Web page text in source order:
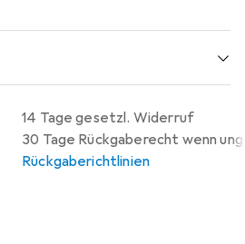
14 Tage gesetzl. Widerruf
30 Tage Rückgaberecht wenn
Rückgaberichtlinien